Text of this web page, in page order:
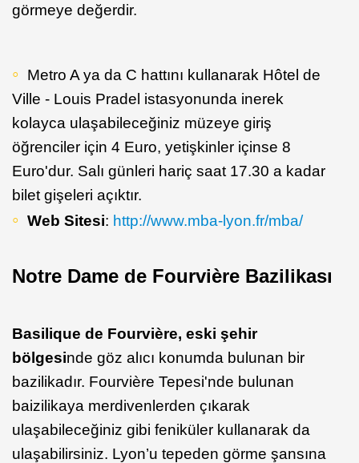
görmeye değerdir.
Metro A ya da C hattını kullanarak Hôtel de
Ville - Louis Pradel istasyonunda inerek
kolayca ulaşabileceğiniz müzeye giriş
öğrenciler için 4 Euro, yetişkinler içinse 8
Euro'dur. Salı günleri hariç saat 17.30 a kadar
bilet gişeleri açıktır.
Web Sitesi: http://www.mba-lyon.fr/mba/
Notre Dame de Fourvière Bazilikası
Basilique de Fourvière, eski şehir
bölgesinde göz alıcı konumda bulunan bir
bazilikadır. Fourvière Tepesi'nde bulunan
baizilikaya merdivenlerden çıkarak
ulaşabileceğiniz gibi feniküler kullanarak da
ulaşabilirsiniz. Lyon’u tepeden görme şansına